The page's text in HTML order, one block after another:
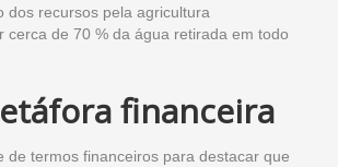
dos recursos pela agricultura
cerca de 70 % da água retirada em todo
financeira
de termos financeiros para destacar que